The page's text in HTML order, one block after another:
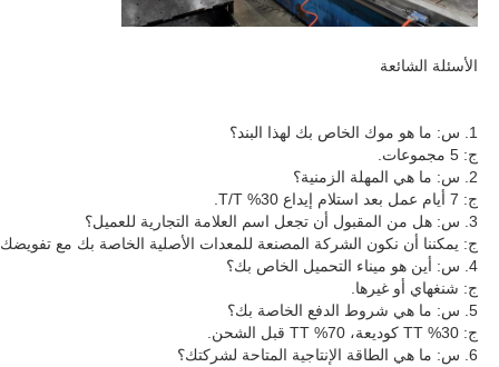
الأسئلة الشائعة
1. س: ما هو موك الخاص بك لهذا البند؟
ج: 5 مجموعات.
2. س: ما هي المهلة الزمنية؟
ج: 7 أيام عمل بعد استلام إيداع 30% T/T.
3. س: هل من المقبول أن تجعل اسم العلامة التجارية للعميل؟
ج: يمكننا أن نكون الشركة المصنعة للمعدات الأصلية الخاصة بك مع تفويضك
4. س: أين هو ميناء التحميل الخاص بك؟
ج: شنغهاي أو غيرها.
5. س: ما هي شروط الدفع الخاصة بك؟
ج: 30% TT كوديعة، 70% TT قبل الشحن.
6. س: ما هي الطاقة الإنتاجية المتاحة لشركتك؟